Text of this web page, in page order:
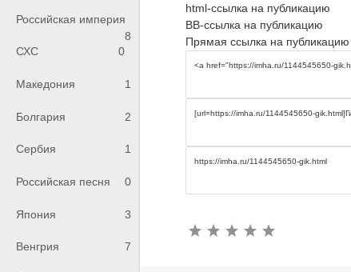
Российская империя
8
СХС
0
Македония 1
Болгария 2
Сербия 1
Российская песня 0
Япония 3
Венгрия 7
html-ссылка на публикацию
BB-ссылка на публикацию
Прямая ссылка на публикацию